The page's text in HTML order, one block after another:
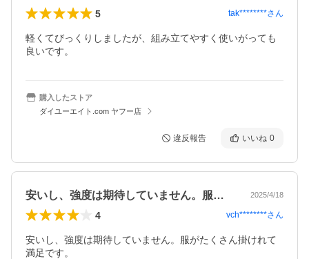
5 tak********さん
軽くてびっくりしましたが、組み立てやすく使いがっても
良いです。
購入したストア
ダイユーエイト.com ヤフー店
違反報告 いいね 0
安いし、強度は期待していません。服がた… 2025/4/18
4 vch********さん
安いし、強度は期待していません。服がたくさん掛けれて
満足です。